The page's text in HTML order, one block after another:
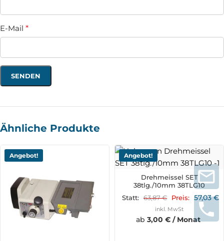
E-Mail *
Ähnliche Produkte
Angebot! Angebot!
Drehmeissel SET
38tlg./10mm 38TLG10
Statt: 63,87€ Preis: 57,03€
inkl. MwSt
ab 3,00 € / Monat